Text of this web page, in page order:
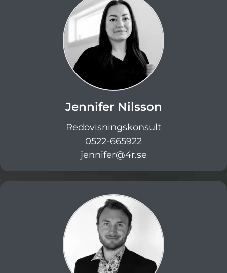
Jennifer Nilsson
Redovisningskonsult
0522-665922
jennifer@4r.se